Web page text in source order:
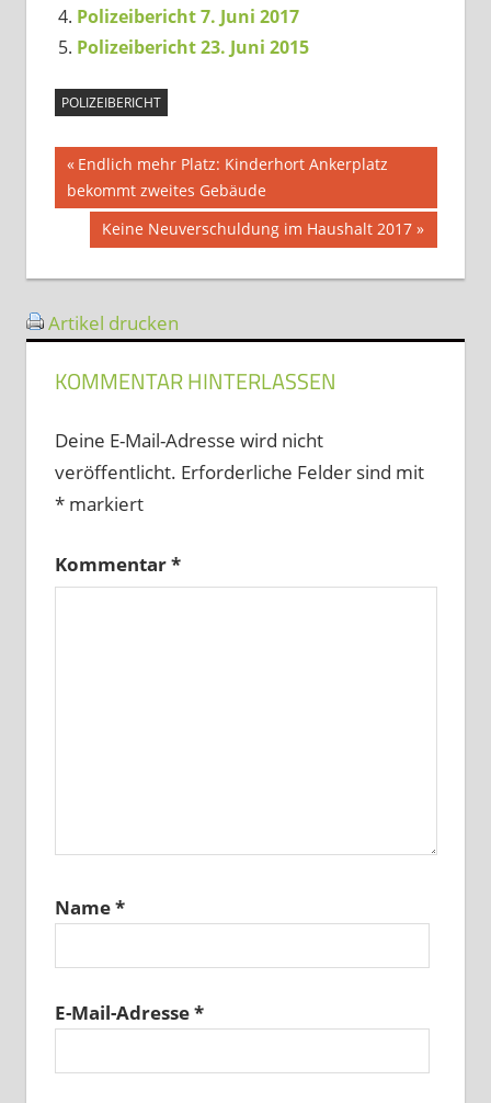
Polizeibericht 7. Juni 2017
Polizeibericht 23. Juni 2015
POLIZEIBERICHT
Beitragsnavigation
Vorheriger
Beitrag:
Endlich mehr Platz: Kinderhort Ankerplatz
bekommt zweites Gebäude
Nächster
Beitrag:
Keine Neuverschuldung im Haushalt 2017
Artikel drucken
KOMMENTAR HINTERLASSEN
Deine E-Mail-Adresse wird nicht
veröffentlicht. Erforderliche Felder sind mit
*markiert
Kommentar*
Name*
E-Mail-Adresse*